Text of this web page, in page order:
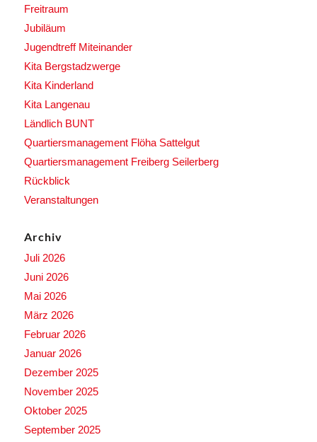
Freitraum
Jubiläum
Jugendtreff Miteinander
Kita Bergstadzwerge
Kita Kinderland
Kita Langenau
Ländlich BUNT
Quartiersmanagement Flöha Sattelgut
Quartiersmanagement Freiberg Seilerberg
Rückblick
Veranstaltungen
Archiv
Juli 2026
Juni 2026
Mai 2026
März 2026
Februar 2026
Januar 2026
Dezember 2025
November 2025
Oktober 2025
September 2025